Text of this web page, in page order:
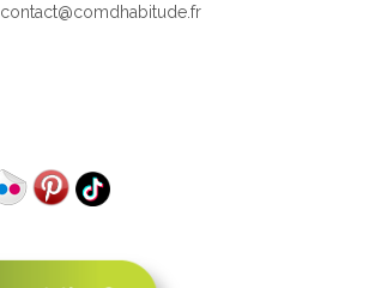
contact@comdhabitude.fr